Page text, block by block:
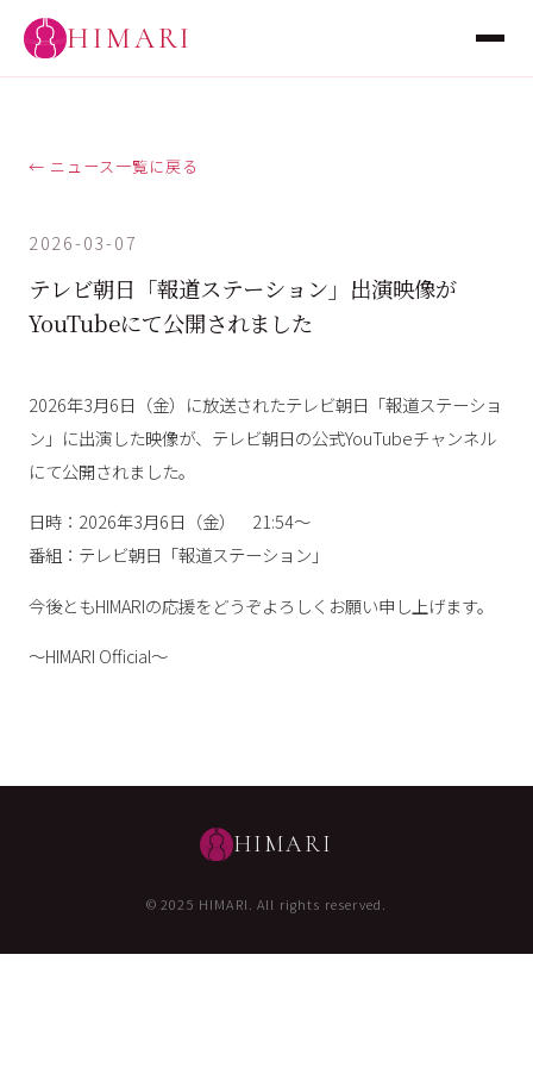
HIMARI
← ニュース一覧に戻る
2026-03-07
テレビ朝日「報道ステーション」出演映像が
YouTubeにて公開されました
2026年3月6日（金）に放送されたテレビ朝日「報道ステーショ
ン」に出演した映像が、テレビ朝日の公式YouTubeチャンネル
にて公開されました。
日時：2026年3月6日（金） 21:54〜
番組：テレビ朝日「報道ステーション」
今後ともHIMARIの応援をどうぞよろしくお願い申し上げます。
〜HIMARI Official〜
HIMARI
© 2025 HIMARI. All rights reserved.